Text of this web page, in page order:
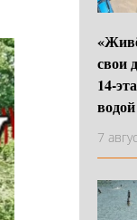
свои
14-
водой
7